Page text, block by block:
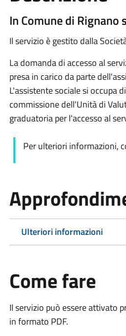
In Comune di Rignano
Il servizio è gestito dalla
La domanda di accesso al
presa in carico da parte
L'assistente sociale si occupa
commissione dell'Unità di
graduatoria per l'accesso al
Per ulteriori informazioni,
Ulteriori informazioni
Come fare
Il servizio può essere attivato
in formato PDF.